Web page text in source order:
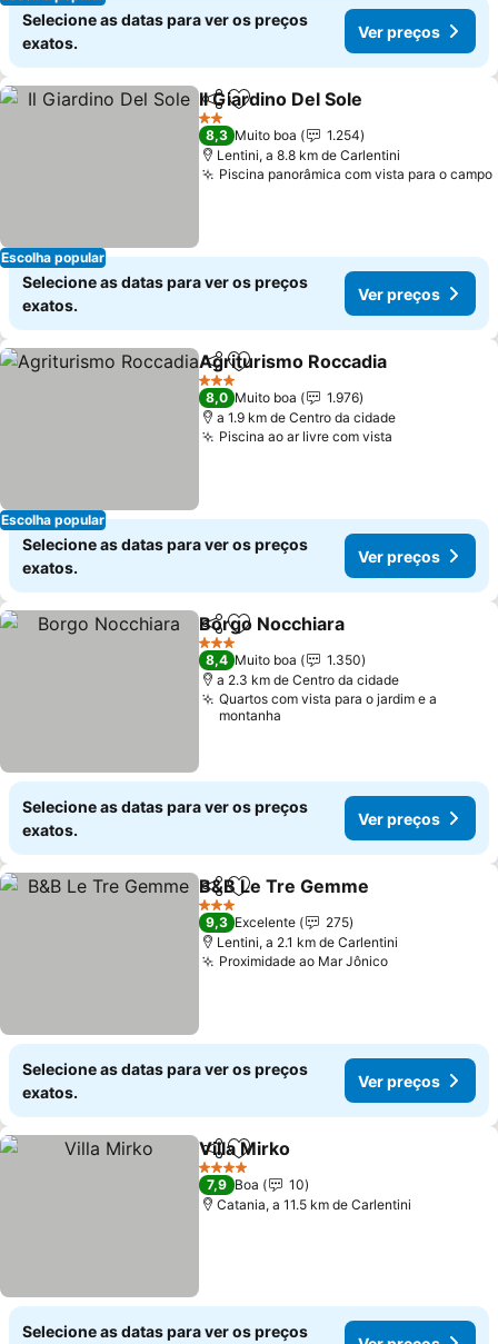
Selecione as datas para ver os preços
exatos.
Ver preços
Escolha popular
PartilharAdicionar aos favoritos
Il Giardino Del Sole
2 Estrelas
8,3 Muito boa
1.254
Lentini, a 8.8 km de Carlentini
Piscina panorâmica com vista para o campo
Selecione as datas para ver os preços
exatos.
Ver preços
Escolha popular
PartilharAdicionar aos favoritos
Agriturismo Roccadia
3 Estrelas
8,0 Muito boa
1.976
a 1.9 km de Centro da cidade
Piscina ao ar livre com vista
Selecione as datas para ver os preços
exatos.
Ver preços
PartilharAdicionar aos favoritos
Borgo Nocchiara
3 Estrelas
8,4 Muito boa
1.350
a 2.3 km de Centro da cidade
Quartos com vista para o jardim e a
montanha
Selecione as datas para ver os preços
exatos.
Ver preços
PartilharAdicionar aos favoritos
B&B Le Tre Gemme
3 Estrelas
9,3 Excelente
275
Lentini, a 2.1 km de Carlentini
Proximidade ao Mar Jônico
Selecione as datas para ver os preços
exatos.
Ver preços
PartilharAdicionar aos favoritos
Villa Mirko
4 Estrelas
7,9 Boa
10
Catania, a 11.5 km de Carlentini
Selecione as datas para ver os preços